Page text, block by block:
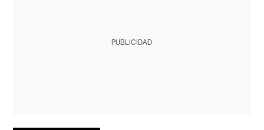
PUBLICIDAD